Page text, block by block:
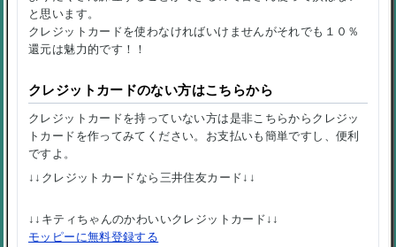
と思います。
クレジットカードを使わなければいけませんがそれでも１０％
還元は魅力的です！！
クレジットカードのない方はこちらから
クレジットカードを持っていない方は是非こちらからクレジッ
トカードを作ってみてください。お支払いも簡単ですし、便利
ですよ。
↓↓クレジットカードなら三井住友カード↓↓
↓↓キティちゃんのかわいいクレジットカード↓↓
モッピーに無料登録する